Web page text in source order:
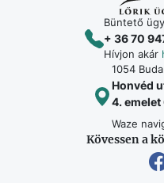
Büntető
+ 36 70
Hívjon akár
1054
Honvéd
4. emelet
Waze
Kövessen a